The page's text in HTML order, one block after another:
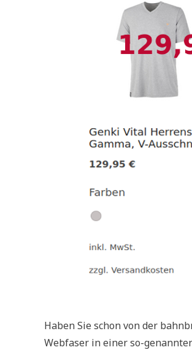
Haben Sie schon von der
Web­fa­ser in einer so-